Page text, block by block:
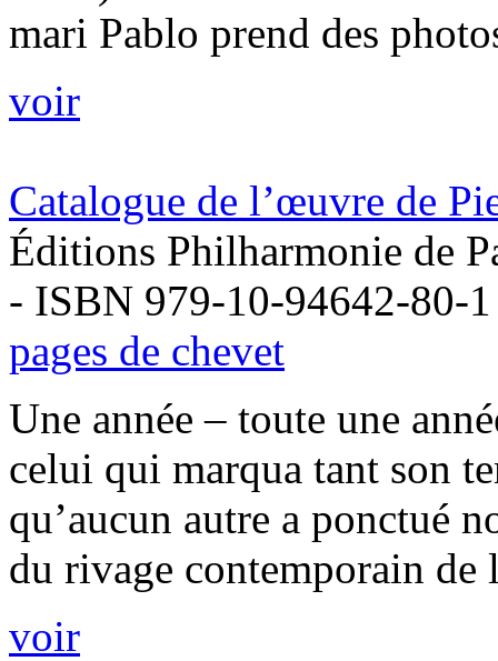
mari Pablo prend des
voir
Catalogue de l’œuvre de
Éditions Philharmonie de
- ISBN 979-10-94642-80-1
pages de chevet
Une année – toute une
celui qui marqua tant son
qu’aucun autre a ponctué
du rivage contemporain
voir